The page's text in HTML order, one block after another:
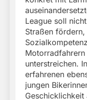
League soll
Straßen
unterstreichen.
erfahrenen
jungen